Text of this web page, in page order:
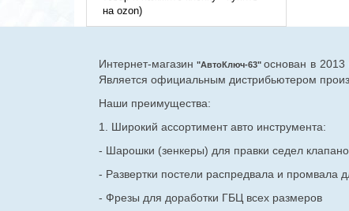
на ozon)
Интернет-магазин "АвтоКлюч-63"основан в 2013
Является официальным дистрибьютером
Наши преимущества:
1. Широкий ассортимент авто инструмента:
- Шарошки (зенкеры) для правки седел
- Развертки постели распредвала и промвала
- Фрезы для доработки ГБЦ всех размеров